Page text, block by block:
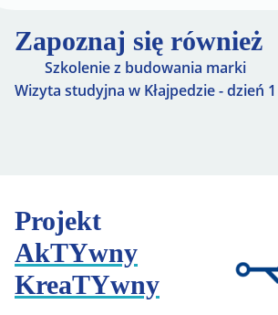
Zapoznaj się również
Szkolenie z budowania marki
Wizyta studyjna w Kłajpedzie - dzień 1
Projekt
AkTYwny
KreaTYwny